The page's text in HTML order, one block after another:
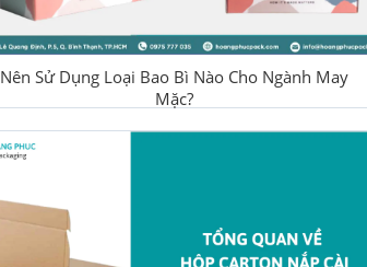
Nên Sử Dụng Loại Bao Bì Nào Cho Ngành May
Mặc?